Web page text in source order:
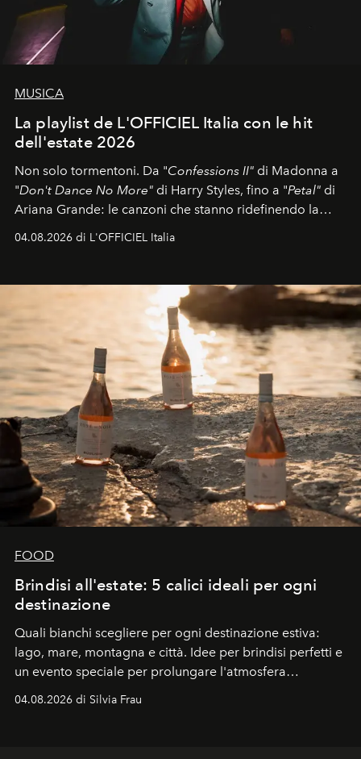
MUSICA
La playlist de L'OFFICIEL Italia con le hit
dell'estate 2026
Non solo tormentoni. Da "Confessions II" di Madonna a
"Don't Dance No More" di Harry Styles, fino a "Petal" di
Ariana Grande: le canzoni che stanno ridefinendo la
04.08.2026 di L'OFFICIEL Italia
FOOD
Brindisi all'estate: 5 calici ideali per ogni
destinazione
Quali bianchi scegliere per ogni destinazione estiva:
lago, mare, montagna e città. Idee per brindisi perfetti e
un evento speciale per prolungare l'atmosfera
04.08.2026 di Silvia Frau